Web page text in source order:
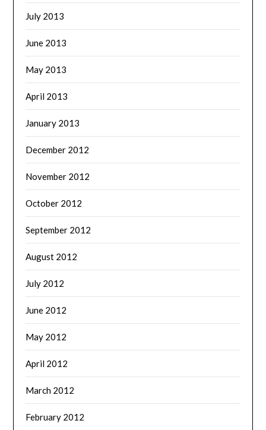
July 2013
June 2013
May 2013
April 2013
January 2013
December 2012
November 2012
October 2012
September 2012
August 2012
July 2012
June 2012
May 2012
April 2012
March 2012
February 2012